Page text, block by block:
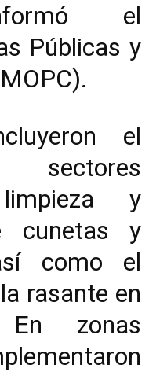
el
Públicas y
el
y
cunetas y
como el
rasante en
zonas